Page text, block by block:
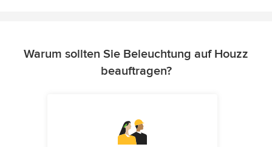
Warum sollten Sie Beleuchtung auf Houzz
beauftragen?